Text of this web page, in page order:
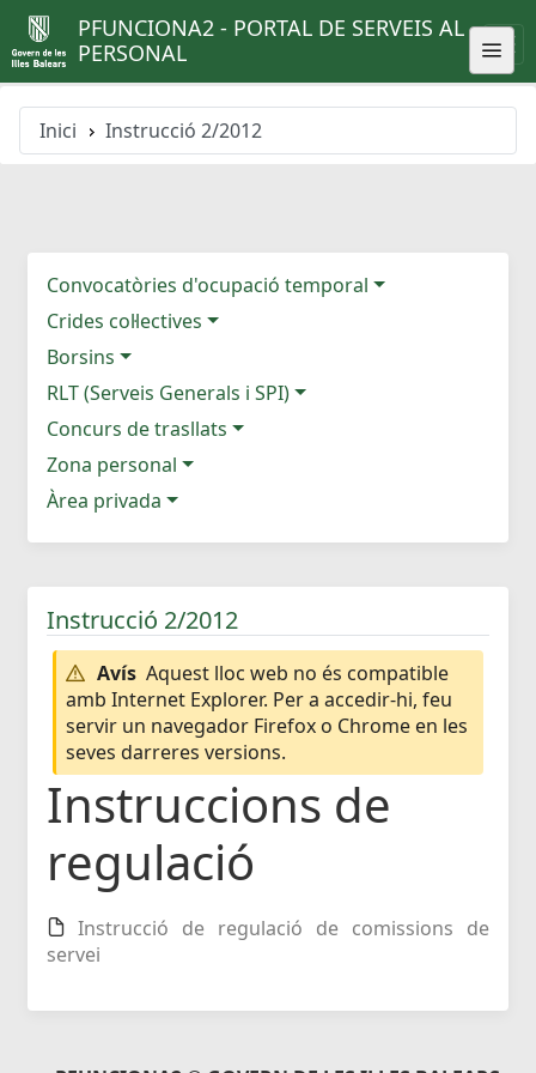
PFUNCIONA2 - PORTAL DE SERVEIS AL
PERSONAL
Inici Instrucció 2/2012
Convocatòries d'ocupació temporal
Crides col·lectives
Borsins
RLT (Serveis Generals i SPI)
Concurs de trasllats
Zona personal
Àrea privada
Instrucció 2/2012
Avís Aquest lloc web no és compatible
amb Internet Explorer. Per a accedir-hi, feu
servir un navegador Firefox o Chrome en les
seves darreres versions.
Instruccions de
regulació
Instrucció de regulació de comissions de
servei